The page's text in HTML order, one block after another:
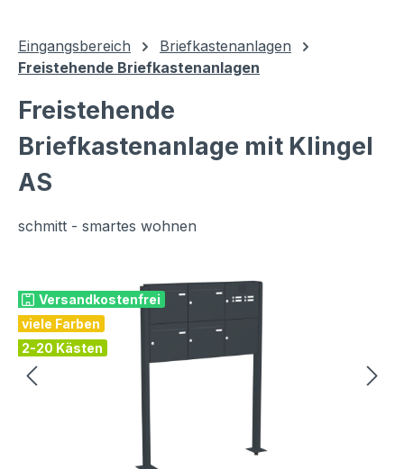
Eingangsbereich
Briefkastenanlagen
Freistehende Briefkastenanlagen
Freistehende
Briefkastenanlage mit Klingel
AS
schmitt - smartes wohnen
Versandkostenfrei
viele Farben
2-20 Kästen